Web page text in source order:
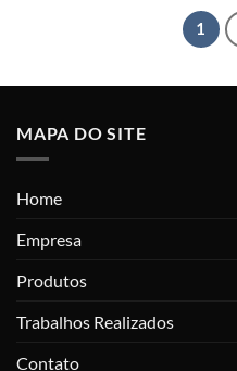
1
MAPA DO SITE
Home
Empresa
Produtos
Trabalhos Realizados
Contato